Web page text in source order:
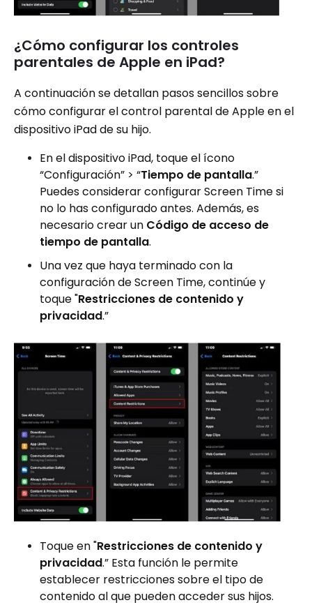
¿Cómo configurar los controles
parentales de Apple en iPad?
A continuación se detallan pasos sencillos sobre
cómo configurar el control parental de Apple en el
dispositivo iPad de su hijo.
En el dispositivo iPad, toque el ícono
“Configuración” > “Tiempo de pantalla.”
Puedes considerar configurar Screen Time si
no lo has configurado antes. Además, es
necesario crear un Código de acceso de
tiempo de pantalla.
Una vez que haya terminado con la
configuración de Screen Time, continúe y
toque "Restricciones de contenido y
privacidad.”
Toque en "Restricciones de contenido y
privacidad.” Esta función le permite
establecer restricciones sobre el tipo de
contenido al que pueden acceder sus hijos.